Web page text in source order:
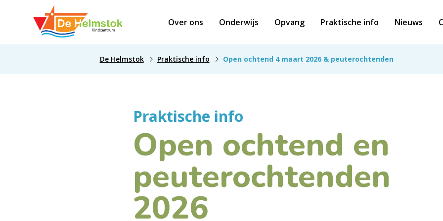
Over ons Onderwijs Opvang Praktische info Nieuws
De Helmstok Praktische info Open ochtend 4 maart 2026 & peuterochtenden
Praktische info
Open ochtend en
peuterochtenden
2026